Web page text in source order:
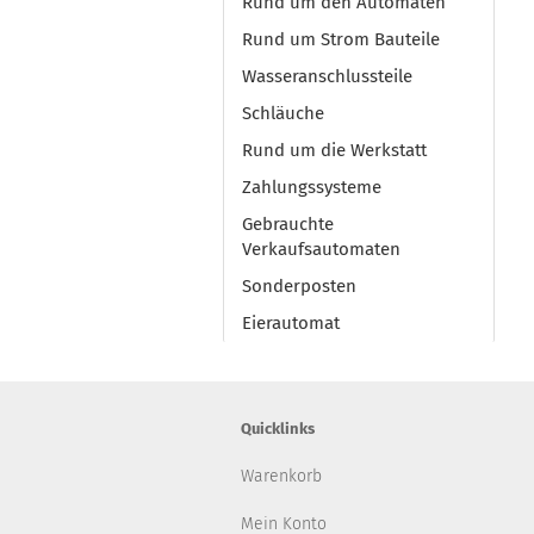
Rund um Strom Bauteile
Wasseranschlussteile
Schläuche
Rund um die Werkstatt
Zahlungssysteme
Gebrauchte
Verkaufsautomaten
Sonderposten
Eierautomat
Quicklinks
Warenkorb
Mein Konto